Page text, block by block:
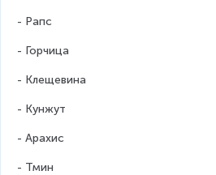
- Рапс
- Горчица
- Клещевина
- Кунжут
- Арахис
- Тмин